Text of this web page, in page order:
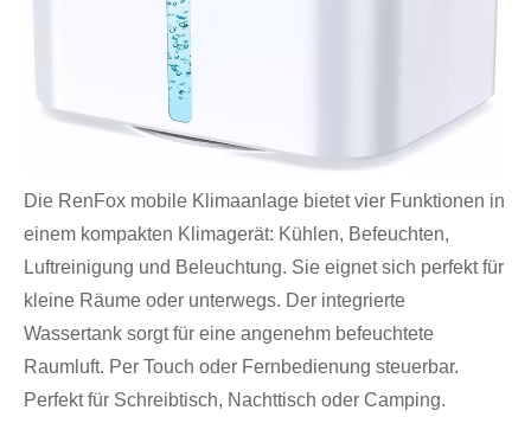
Die RenFox mobile Klimaanlage bietet vier Funktionen in
einem kompakten Klimagerät: Kühlen, Befeuchten,
Luftreinigung und Beleuchtung. Sie eignet sich perfekt für
kleine Räume oder unterwegs. Der integrierte
Wassertank sorgt für eine angenehm befeuchtete
Raumluft. Per Touch oder Fernbedienung steuerbar.
Perfekt für Schreibtisch, Nachttisch oder Camping.